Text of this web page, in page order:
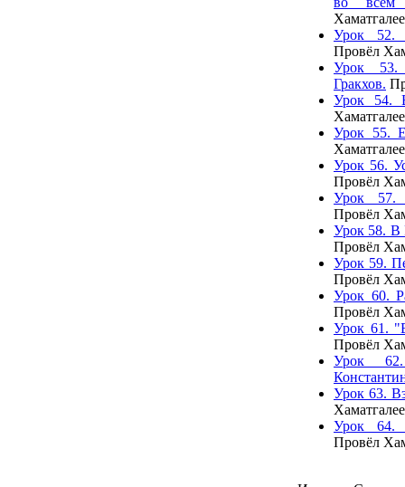
Урок 52.
Провёл
Урок 53.
Гракхов.
Урок 54.
Урок 55.
Урок 56.
Провёл
Урок 57.
Провёл
Урок 58. В
Провёл
Урок 59.
Провёл
Урок 60.
Провёл
Урок 61.
Провёл
Урок
Урок 63.
Урок 64.
Провёл